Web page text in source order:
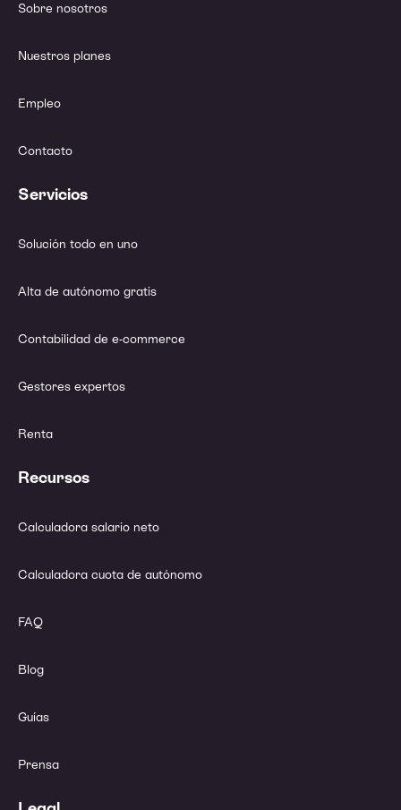
Sobre nosotros
Nuestros planes
Empleo
Contacto
Servicios
Solución todo en uno
Alta de autónomo gratis
Contabilidad de e-commerce
Gestores expertos
Renta
Recursos
Calculadora salario neto
Calculadora cuota de autónomo
FAQ
Blog
Guías
Prensa